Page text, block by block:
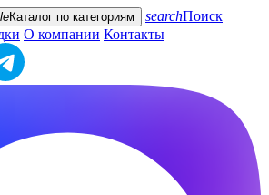
Каталог по категориям searchПоиск
О компании Контакты